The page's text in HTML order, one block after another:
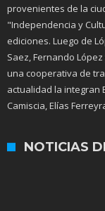
provenientes de la
"Independencia y
ediciones. Luego de
Saez, Fernando
una cooperativa de
actualidad la integran
Camiscia, Elías
NOTICIAS